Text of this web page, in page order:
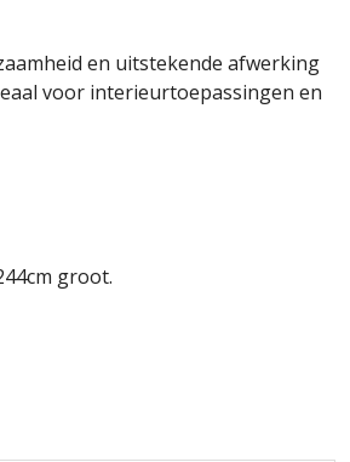
en uitstekende afwerking
voor interieurtoepassingen en
groot.